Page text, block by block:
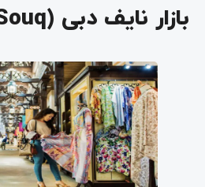
بازار نایف دبی (Naif Souq)